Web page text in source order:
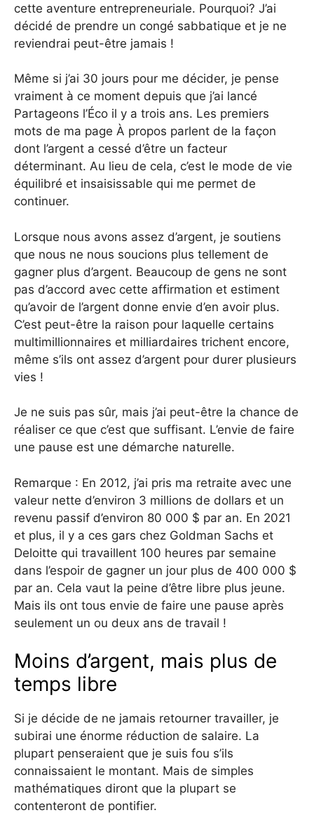
cette aventure entrepreneuriale. Pourquoi? J’ai
décidé de prendre un congé sabbatique et je ne
reviendrai peut-être jamais !
Même si j’ai 30 jours pour me décider, je pense
vraiment à ce moment depuis que j’ai lancé
Partageons l’Éco il y a trois ans. Les premiers
mots de ma page À propos parlent de la façon
dont l’argent a cessé d’être un facteur
déterminant. Au lieu de cela, c’est le mode de vie
équilibré et insaisissable qui me permet de
continuer.
Lorsque nous avons assez d’argent, je soutiens
que nous ne nous soucions plus tellement de
gagner plus d’argent. Beaucoup de gens ne sont
pas d’accord avec cette affirmation et estiment
qu’avoir de l’argent donne envie d’en avoir plus.
C’est peut-être la raison pour laquelle certains
multimillionnaires et milliardaires trichent encore,
même s’ils ont assez d’argent pour durer plusieurs
vies !
Je ne suis pas sûr, mais j’ai peut-être la chance de
réaliser ce que c’est que suffisant. L’envie de faire
une pause est une démarche naturelle.
Remarque : En 2012, j’ai pris ma retraite avec une
valeur nette d’environ 3 millions de dollars et un
revenu passif d’environ 80 000 $ par an. En 2021
et plus, il y a ces gars chez Goldman Sachs et
Deloitte qui travaillent 100 heures par semaine
dans l’espoir de gagner un jour plus de 400 000 $
par an. Cela vaut la peine d’être libre plus jeune.
Mais ils ont tous envie de faire une pause après
seulement un ou deux ans de travail !
Moins d’argent, mais plus de
temps libre
Si je décide de ne jamais retourner travailler, je
subirai une énorme réduction de salaire. La
plupart penseraient que je suis fou s’ils
connaissaient le montant. Mais de simples
mathématiques diront que la plupart se
contenteront de pontifier.